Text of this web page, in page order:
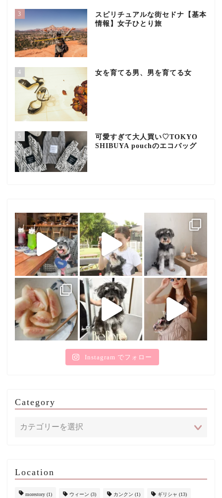
3
スピリチュアルな街セドナ【基本
情報】女子ひとり旅
4 女を育てる男、男を育てる女
5
可愛すぎて大人買い♡TOKYO
SHIBUYA pouchのエコバッグ
Instagram でフォロー
Category
Location
morestory (1) ウィーン (3) カンクン (1) ギリシャ (13)